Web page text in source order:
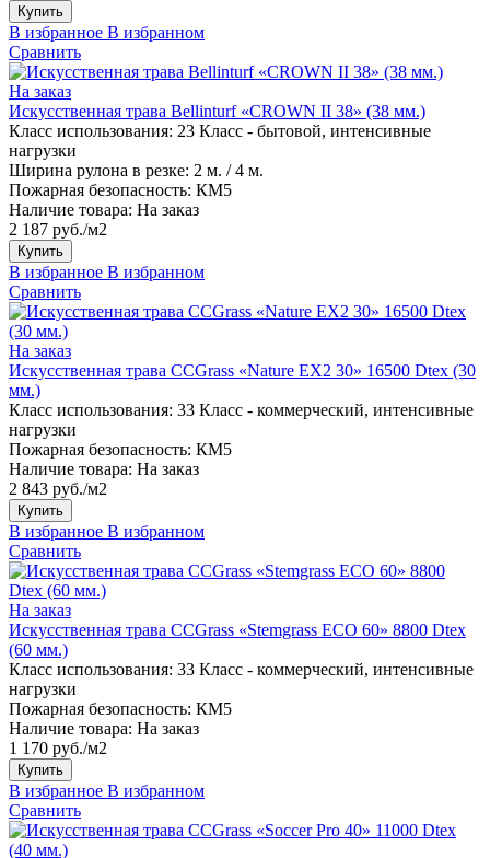
Купить
В избранное В избранном
Сравнить
На заказ
Искусственная трава Bellinturf «CROWN II 38» (38 мм.)
Класс использования: 23 Класс - бытовой, интенсивные
нагрузки
Ширина рулона в резке: 2 м. / 4 м.
Пожарная безопасность: КМ5
Наличие товара: На заказ
2 187 руб./м2
Купить
В избранное В избранном
Сравнить
На заказ
Искусственная трава CCGrass «Nature EX2 30» 16500 Dtex (30
мм.)
Класс использования: 33 Класс - коммерческий, интенсивные
нагрузки
Пожарная безопасность: КМ5
Наличие товара: На заказ
2 843 руб./м2
Купить
В избранное В избранном
Сравнить
На заказ
Искусственная трава CCGrass «Stemgrass ECO 60» 8800 Dtex
(60 мм.)
Класс использования: 33 Класс - коммерческий, интенсивные
нагрузки
Пожарная безопасность: КМ5
Наличие товара: На заказ
1 170 руб./м2
Купить
В избранное В избранном
Сравнить